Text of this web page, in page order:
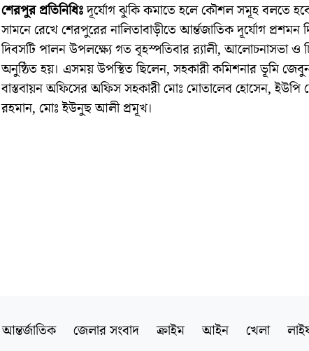
শেরপুর প্রতিনিধিঃদূর্যোগ ঝুকি কমাতে হলে কৌশল সমূহ বলতে হবে
সামনে রেখে শেরপুরের নালিতাবাড়ীতে আর্ন্তজাতিক দূর্যোগ প্রশমন
দিবসটি পালন উপলক্ষ্যে গত বৃহস্পতিবার র‌্যালী, আলোচনাসভা ও
অনুষ্ঠিত হয়। এসময় উপস্থিত ছিলেন, সহকারী কমিশনার ভূমি জেবুন
বাস্তবায়ন অফিসের অফিস সহকারী মোঃ মোতালেব হোসেন, ইউপি
রহমান, মোঃ ইউনুছ আলী প্রমূখ।
আন্তর্জাতিক জেলার সংবাদ ক্রাইম আইন খেলা